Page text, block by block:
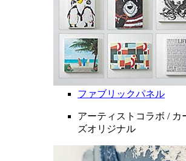
ファブリックパネル
アーティストコラボ / カ
ズオリジナル